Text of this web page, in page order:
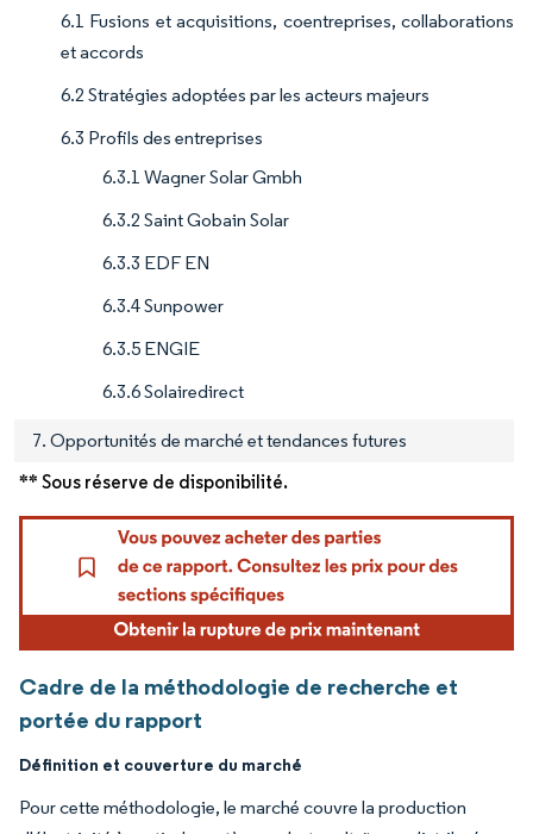
6.1 Fusions et acquisitions, coentreprises, collaborations
et accords
6.2 Stratégies adoptées par les acteurs majeurs
6.3 Profils des entreprises
6.3.1 Wagner Solar Gmbh
6.3.2 Saint Gobain Solar
6.3.3 EDF EN
6.3.4 Sunpower
6.3.5 ENGIE
6.3.6 Solairedirect
7. Opportunités de marché et tendances futures
** Sous réserve de disponibilité.
Cadre de la méthodologie de recherche et
portée du rapport
Définition et couverture du marché
Pour cette méthodologie, le marché couvre la production